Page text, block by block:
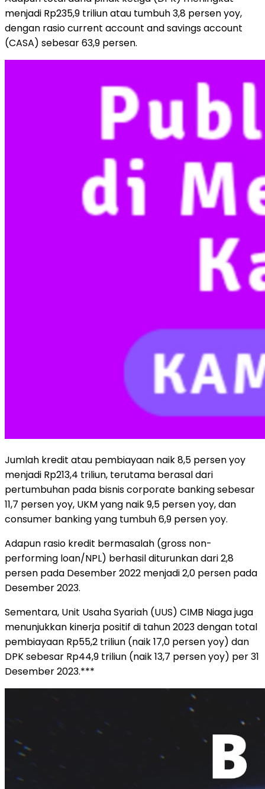
menjadi Rp235,9 triliun atau tumbuh 3,8 persen yoy,
dengan rasio current account and savings account
(CASA) sebesar 63,9 persen.
Jumlah kredit atau pembiayaan naik 8,5 persen yoy
menjadi Rp213,4 triliun, terutama berasal dari
pertumbuhan pada bisnis corporate banking sebesar
11,7 persen yoy, UKM yang naik 9,5 persen yoy, dan
consumer banking yang tumbuh 6,9 persen yoy.
Adapun rasio kredit bermasalah (gross non-
performing loan/NPL) berhasil diturunkan dari 2,8
persen pada Desember 2022 menjadi 2,0 persen pada
Desember 2023.
Sementara, Unit Usaha Syariah (UUS) CIMB Niaga juga
menunjukkan kinerja positif di tahun 2023 dengan total
pembiayaan Rp55,2 triliun (naik 17,0 persen yoy) dan
DPK sebesar Rp44,9 triliun (naik 13,7 persen yoy) per 31
Desember 2023.***